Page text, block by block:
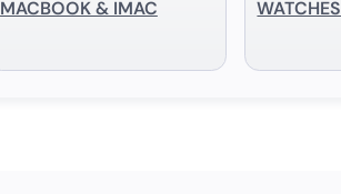
MACBOOK & IMAC WATCHES